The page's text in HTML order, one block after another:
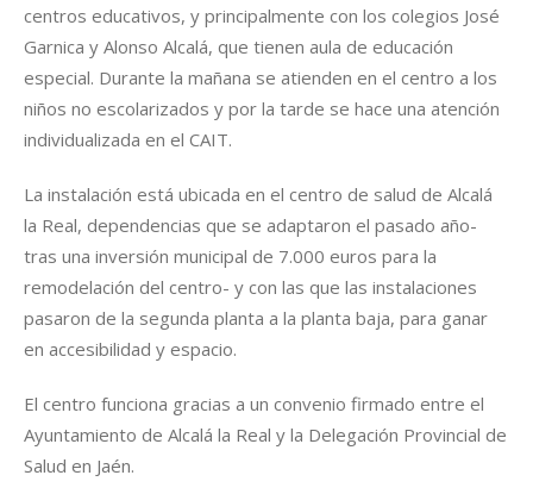
centros educativos, y principalmente con los colegios José
Garnica y Alonso Alcalá, que tienen aula de educación
especial. Durante la mañana se atienden en el centro a los
niños no escolarizados y por la tarde se hace una atención
individualizada en el CAIT.
La instalación está ubicada en el centro de salud de Alcalá
la Real, dependencias que se adaptaron el pasado año-
tras una inversión municipal de 7.000 euros para la
remodelación del centro- y con las que las instalaciones
pasaron de la segunda planta a la planta baja, para ganar
en accesibilidad y espacio.
El centro funciona gracias a un convenio firmado entre el
Ayuntamiento de Alcalá la Real y la Delegación Provincial de
Salud en Jaén.